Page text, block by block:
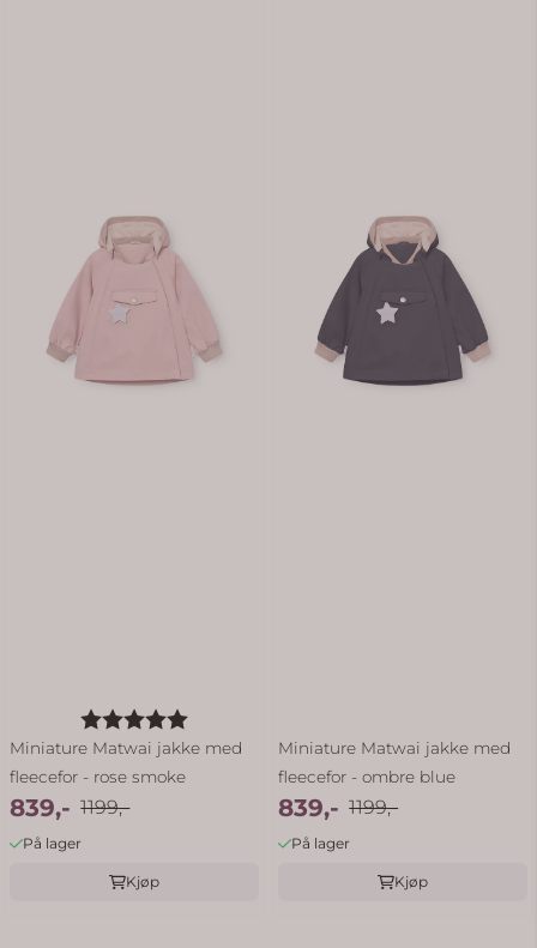
Karakter:
Miniature Matwai jakke med
fleecefor - rose smoke
839,- 1199,-
På lager
Kjøp
Miniature Matwai jakke med
fleecefor - ombre blue
839,- 1199,-
På lager
Kjøp